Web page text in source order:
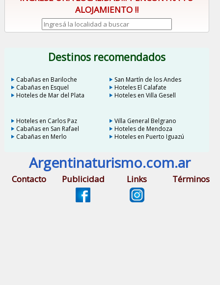
ALOJAMIENTO !!
Destinos recomendados
Cabañas en Bariloche
San Martín de los Andes
Cabañas en Esquel
Hoteles El Calafate
Hoteles de Mar del Plata
Hoteles en Villa Gesell
Hoteles en Carlos Paz
Villa General Belgrano
Cabañas en San Rafael
Hoteles de Mendoza
Cabañas en Merlo
Hoteles en Puerto Iguazú
Argentinaturismo.com.ar
Contacto Publicidad Links Términos